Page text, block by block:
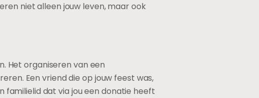
niet alleen jouw leven, maar ook
Het organiseren van een
Een vriend die op jouw feest was,
familielid dat via jou een donatie heeft